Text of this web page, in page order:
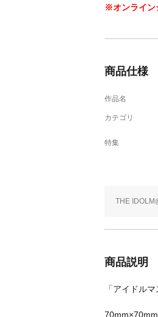
※オンライン
商品仕様
作品名
カテゴリ
特集
THE
商品説明
「アイドル